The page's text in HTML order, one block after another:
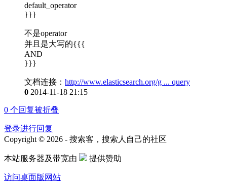
default_operator
}}}
不是operator
并且是大写的{{{
AND
}}}
文档连接： http://www.elasticsearch.org/g ... query
0 2014-11-18 21:15
0 个回复被折叠
登录进行回复
Copyright © 2026 - 搜索客，搜索人自己的社区
本站服务器及带宽由 提供赞助
访问桌面版网站